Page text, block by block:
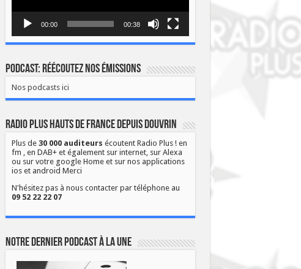
00:00 00:38
Podcast: Réécoutez nos émissions
Nos podcasts ici
Radio Plus Hauts de France depuis Douvrin
Plus de 30 000 auditeurs écoutent Radio Plus ! en
fm , en DAB+ et également sur internet, sur Alexa
ou sur votre google Home et sur nos applications
ios et android Merci
N'hésitez pas à nous contacter par téléphone au
09 52 22 22 07
Notre dernier podcast à la une